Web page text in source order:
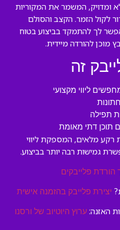
ומדויק, המשמר את המקוריות
לקול הזמר. הקצב והסולם
לך להתמקד בביצוע בטוח
מוכן להורדה מיידית.
זה
ליווי מקצועי
תפילה
תוכן דתי מאומת
רקע מלאים, המספקת ליווי
גמישות רבה יותר בביצוע.
הורדת פלייבקים
יצירת פלייבק בהזמנה אישית
האזנה: ערוץ היוטיוב של ורסנו